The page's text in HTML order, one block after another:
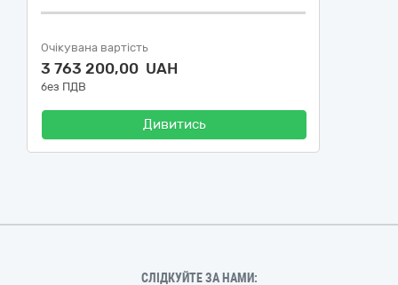
Очікувана вартість
3 763 200,00 UAH
без ПДВ
Дивитись
СЛІДКУЙТЕ ЗА НАМИ: